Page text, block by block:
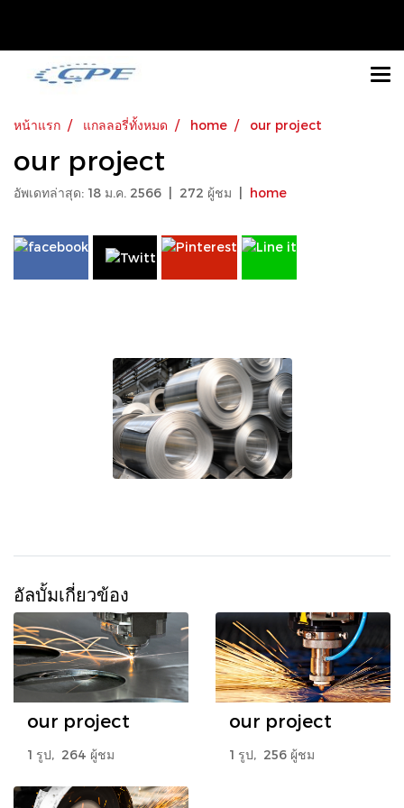
หน้าแรก แกลลอรี่ทั้งหมด home our project
our project
อัพเดทล่าสุด: 18 ม.ค. 2566 272 ผู้ชม home
อัลบั้มเกี่ยวข้อง
our project
1 รูป, 264 ผู้ชม
our project
1 รูป, 256 ผู้ชม